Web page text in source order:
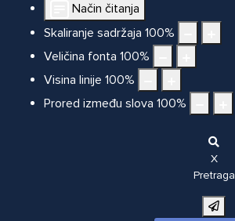
Način čitanja
Skaliranje sadržaja 100%
Veličina fonta 100%
Visina linije 100%
Prored između slova 100%
X
Pretraga